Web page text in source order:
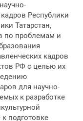
Республики
Татарстан,
по проблемам и
кадров
РФ с целью их
для научно-
к разработке
подготовке